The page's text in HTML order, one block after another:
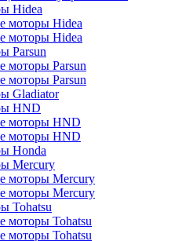
Hidea
моторы Hidea
моторы Hidea
Parsun
моторы Parsun
моторы Parsun
Gladiator
HND
моторы HND
моторы HND
Honda
Mercury
моторы Mercury
моторы Mercury
Tohatsu
моторы Tohatsu
моторы Tohatsu